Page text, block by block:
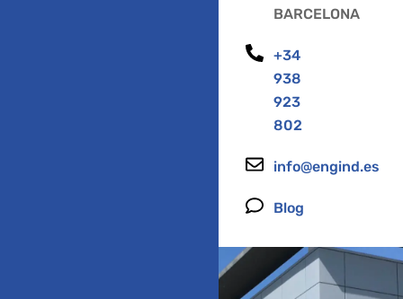
BARCELONA
+34
938
923
802
info@engind.es
Blog